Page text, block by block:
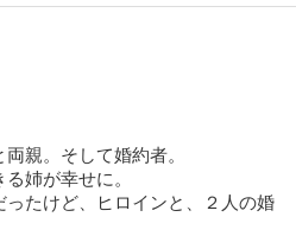
親。そして婚約者。
姉が幸せに。
たけど、ヒロインと、２人の婚